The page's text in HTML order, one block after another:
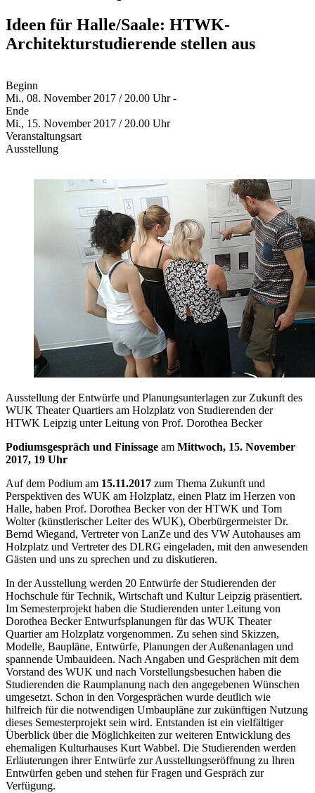
Ideen für Halle/Saale: HTWK-
Architekturstudierende stellen aus
Beginn
Mi., 08. November 2017 / 20.00 Uhr -
Ende
Mi., 15. November 2017 / 20.00 Uhr
Veranstaltungsart
Ausstellung
Ausstellung der Entwürfe und Planungsunterlagen zur Zukunft des
WUK Theater Quartiers am Holzplatz von Studierenden der
HTWK Leipzig unter Leitung von Prof. Dorothea Becker
Podiumsgespräch und Finissage am Mittwoch, 15. November
2017, 19 Uhr
Auf dem Podium am 15.11.2017 zum Thema Zukunft und
Perspektiven des WUK am Holzplatz, einen Platz im Herzen von
Halle, haben Prof. Dorothea Becker von der HTWK und Tom
Wolter (künstlerischer Leiter des WUK), Oberbürgermeister Dr.
Bernd Wiegand, Vertreter von LanZe und des VW Autohauses am
Holzplatz und Vertreter des DLRG eingeladen, mit den anwesenden
Gästen und uns zu sprechen und zu diskutieren.
In der Ausstellung werden 20 Entwürfe der Studierenden der
Hochschule für Technik, Wirtschaft und Kultur Leipzig präsentiert.
Im Semesterprojekt haben die Studierenden unter Leitung von
Dorothea Becker Entwurfsplanungen für das WUK Theater
Quartier am Holzplatz vorgenommen. Zu sehen sind Skizzen,
Modelle, Baupläne, Entwürfe, Planungen der Außenanlagen und
spannende Umbauideen. Nach Angaben und Gesprächen mit dem
Vorstand des WUK und nach Vorstellungsbesuchen haben die
Studierenden die Raumplanung nach den angegebenen Wünschen
umgesetzt. Schon in den Vorgesprächen wurde deutlich wie
hilfreich für die notwendigen Umbaupläne zur zukünftigen Nutzung
dieses Semesterprojekt sein wird. Entstanden ist ein vielfältiger
Überblick über die Möglichkeiten zur weiteren Entwicklung des
ehemaligen Kulturhauses Kurt Wabbel. Die Studierenden werden
Erläuterungen ihrer Entwürfe zur Ausstellungseröffnung zu Ihren
Entwürfen geben und stehen für Fragen und Gespräch zur
Verfügung.